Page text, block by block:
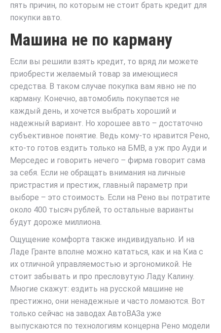
пять причин, по которым не стоит брать кредит для
покупки авто.
Машина не по карману
Если вы решили взять кредит, то вряд ли можете
приобрести желаемый товар за имеющиеся
средства. В таком случае покупка вам явно не по
карману. Конечно, автомобиль покупается не
каждый день, и хочется выбрать хороший и
надежный вариант. Но хорошее авто – достаточно
субъективное понятие. Ведь кому-то нравится Рено,
кто-то готов ездить только на БМВ, а уж про Ауди и
Мерседес и говорить нечего – фирма говорит сама
за себя. Если не обращать внимания на личные
пристрастия и престиж, главный параметр при
выборе – это стоимость. Если на Рено вы потратите
около 400 тысяч рублей, то остальные варианты
будут дороже миллиона.
Ощущение комфорта также индивидуально. И на
Ладе Гранте вполне можно кататься, как и на Киа с
их отличной управляемостью и эргономикой. Не
стоит забывать и про пресловутую Ладу Калину.
Многие скажут: ездить на русской машине не
престижно, они ненадежные и часто ломаются. Вот
только сейчас на заводах АвтоВАЗа уже
выпускаются по технологиям концерна Рено модели